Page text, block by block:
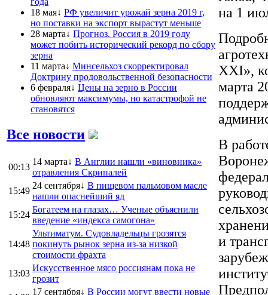
18 мая↓ РФ увеличит урожай зерна 2019 г,
но поставки на экспорт вырастут меньше
28 марта↓ Прогноз. Россия в 2019 году
может побить исторический рекорд по сбору
зерна
11 марта↓ Минсельхоз скорректировал
Доктрину продовольственной безопасности
6 февраля↓ Цены на зерно в России
обновляют максимумы, но катастрофой не
становятся
Все новости
00:13
14 марта↓ В Англии нашли «виновника»
отравления Скрипалей
15:49
24 сентября↓ В пищевом пальмовом масле
нашли опаснейший яд
15:24
Богатеем на глазах… Ученые объяснили
введение «индекса самогона»
14:48
Ультиматум. Судовладельцы грозятся
покинуть рынок зерна из-за низкой
стоимости фрахта
13:03
Искусственное мясо россиянам пока не
грозит
17 сентября↓ В России могут ввести новые
на 1
XXI»,
марта
В
и